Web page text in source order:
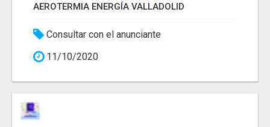
AEROTERMIA ENERGÍA VALLADOLID
Consultar con el anunciante
11/10/2020